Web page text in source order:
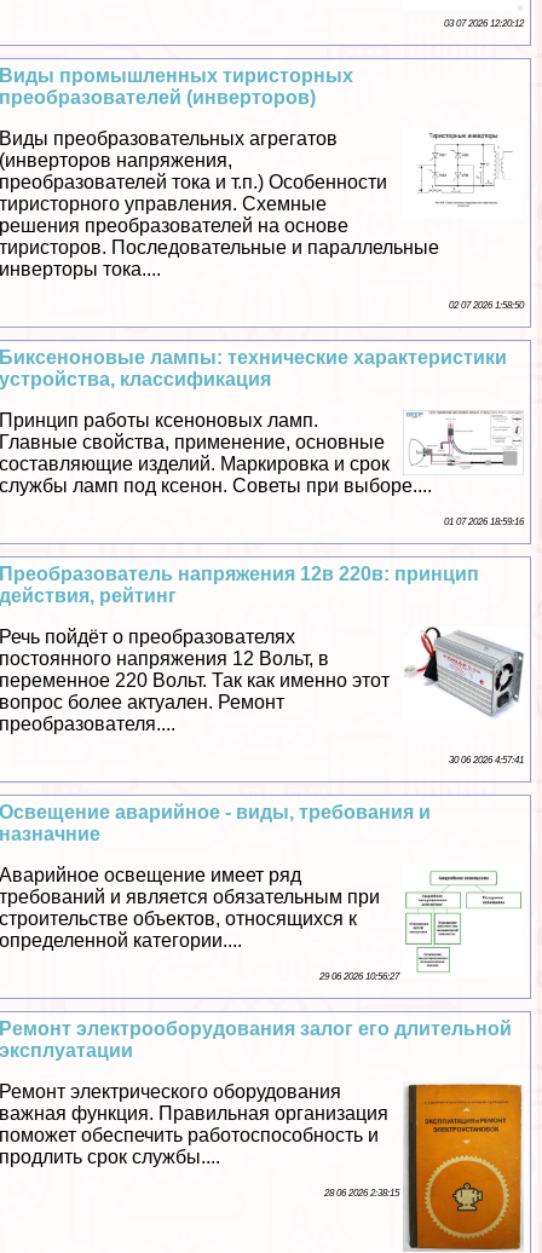
03 07 2026 12:20:12
Виды промышленных тиристорных
преобразователей (инверторов)
Виды преобразовательных агрегатов
(инверторов напряжения,
преобразователей тока и т.п.) Особенности
тиристорного управления. Схемные
решения преобразователей на основе
тиристоров. Последовательные и параллельные
инверторы тока....
02 07 2026 1:58:50
Биксеноновые лампы: технические хаpaктеристики
устройства, классификация
Принцип работы ксеноновых ламп.
Главные свойства, применение, основные
составляющие изделий. Маркировка и срок
службы ламп под ксенон. Советы при выборе....
01 07 2026 18:59:16
Преобразователь напряжения 12в 220в: принцип
действия, рейтинг
Речь пойдёт о преобразователях
постоянного напряжения 12 Вольт, в
переменное 220 Вольт. Так как именно этот
вопрос более актуален. Ремонт
преобразователя....
30 06 2026 4:57:41
Освещение аварийное - виды, требования и
назначние
Аварийное освещение имеет ряд
требований и является обязательным при
строительстве объектов, относящихся к
определенной категории....
29 06 2026 10:56:27
Ремонт электрооборудования залог его длительной
эксплуатации
Ремонт электрического оборудования
важная функция. Правильная организация
поможет обеспечить работоспособность и
продлить срок службы....
28 06 2026 2:38:15